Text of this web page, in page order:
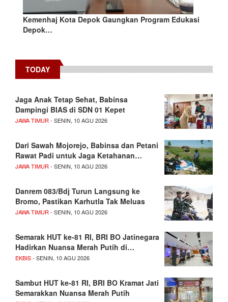
Kemenhaj Kota Depok Gaungkan Program Edukasi
Depok…
TODAY
Jaga Anak Tetap Sehat, Babinsa
Dampingi BIAS di SDN 01 Kepet
JAWA TIMUR- SENIN, 10 AGU 2026
Dari Sawah Mojorejo, Babinsa dan Petani
Rawat Padi untuk Jaga Ketahanan…
JAWA TIMUR- SENIN, 10 AGU 2026
Danrem 083/Bdj Turun Langsung ke
Bromo, Pastikan Karhutla Tak Meluas
JAWA TIMUR- SENIN, 10 AGU 2026
Semarak HUT ke-81 RI, BRI BO Jatinegara
Hadirkan Nuansa Merah Putih di…
EKBIS- SENIN, 10 AGU 2026
Sambut HUT ke-81 RI, BRI BO Kramat Jati
Semarakkan Nuansa Merah Putih